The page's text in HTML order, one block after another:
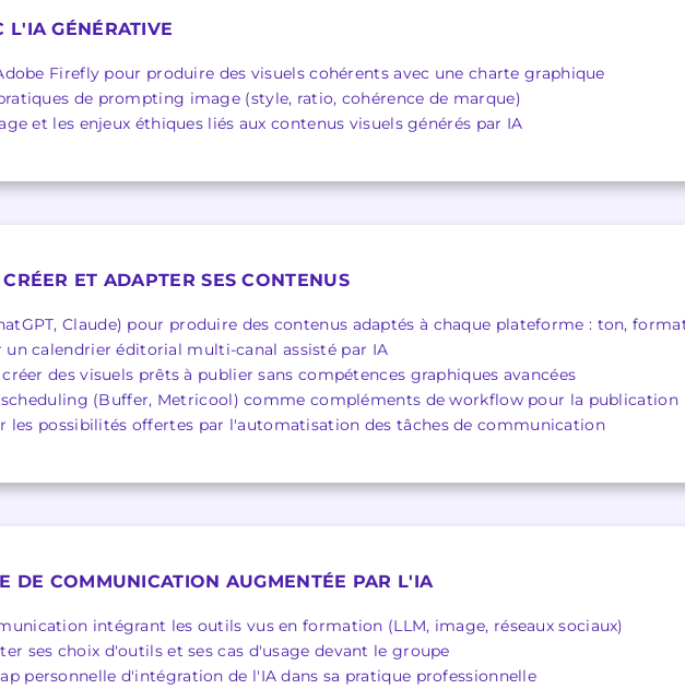
L'IA GÉNÉRATIVE
Firefly pour produire des visuels cohérents avec une charte graphique
de prompting image (style, ratio, cohérence de marque)
et les enjeux éthiques liés aux contenus visuels générés par IA
ET ADAPTER SES CONTENUS
Claude) pour produire des contenus adaptés à chaque plateforme : ton,
calendrier éditorial multi-canal assisté par IA
des visuels prêts à publier sans compétences graphiques avancées
(Buffer, Metricool) comme compléments de workflow pour la publication
les possibilités offertes par l'automatisation des tâches de communication
DE COMMUNICATION AUGMENTÉE PAR L'IA
intégrant les outils vus en formation (LLM, image, réseaux sociaux)
ses choix d'outils et ses cas d'usage devant le groupe
personnelle d'intégration de l'IA dans sa pratique professionnelle